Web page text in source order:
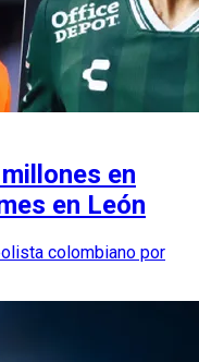
en
en León
colombiano por